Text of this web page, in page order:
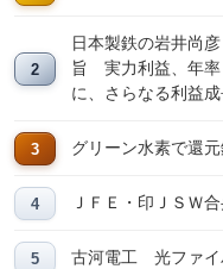
日本製鉄の岩井尚
旨 実力利益、年
に、さらなる利益
グリーン水素で還
ＪＦＥ・印ＪＳＷ
古河電工 光ファイ